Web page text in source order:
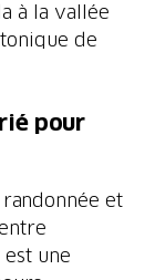
à la vallée
de
pour
et
une